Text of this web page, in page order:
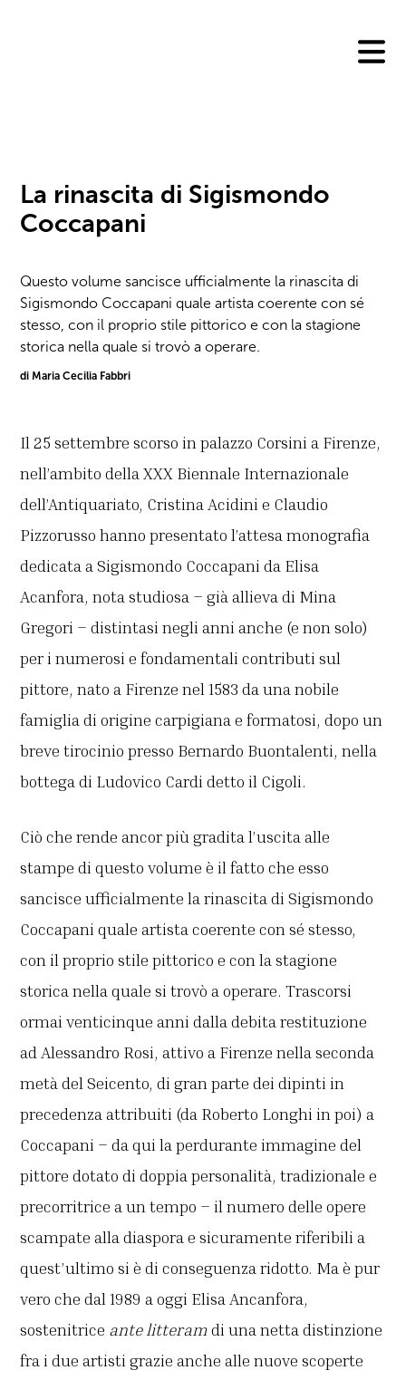
La rinascita di Sigismondo
Coccapani
Questo volume sancisce ufficialmente la rinascita di
Sigismondo Coccapani quale artista coerente con sé
stesso, con il proprio stile pittorico e con la stagione
storica nella quale si trovò a operare.
di Maria Cecilia Fabbri
Il 25 settembre scorso in palazzo Corsini a Firenze,
nell’ambito della XXX Biennale Internazionale
dell’Antiquariato, Cristina Acidini e Claudio
Pizzorusso hanno presentato l’attesa monografia
dedicata a Sigismondo Coccapani da Elisa
Acanfora, nota studiosa – già allieva di Mina
Gregori – distintasi negli anni anche (e non solo)
per i numerosi e fondamentali contributi sul
pittore, nato a Firenze nel 1583 da una nobile
famiglia di origine carpigiana e formatosi, dopo un
breve tirocinio presso Bernardo Buontalenti, nella
bottega di Ludovico Cardi detto il Cigoli.
Ciò che rende ancor più gradita l’uscita alle
stampe di questo volume è il fatto che esso
sancisce ufficialmente la rinascita di Sigismondo
Coccapani quale artista coerente con sé stesso,
con il proprio stile pittorico e con la stagione
storica nella quale si trovò a operare. Trascorsi
ormai venticinque anni dalla debita restituzione
ad Alessandro Rosi, attivo a Firenze nella seconda
metà del Seicento, di gran parte dei dipinti in
precedenza attribuiti (da Roberto Longhi in poi) a
Coccapani – da qui la perdurante immagine del
pittore dotato di doppia personalità, tradizionale e
precorritrice a un tempo – il numero delle opere
scampate alla diaspora e sicuramente riferibili a
quest’ultimo si è di conseguenza ridotto. Ma è pur
vero che dal 1989 a oggi Elisa Ancanfora,
sostenitrice ante litteramdi una netta distinzione
fra i due artisti grazie anche alle nuove scoperte